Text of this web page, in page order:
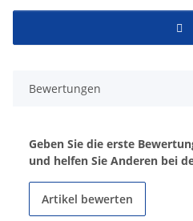
Bewertungen
Geben Sie die erste
und helfen Sie Anderen bei
Artikel bewerten